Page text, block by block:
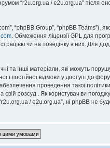
“r2u.org.ua / e2u.org.ua” після
“phpBB Group”, “phpBB Teams”),
. Обмеження ліцензії GPL для
чи на поведінку в них. Для
та інші матеріали, які можуть
і постійної відмови у доступі до
проведення такої
розсуд . Як користувач ви
/ e2u.org.ua”, ні phpBB не буде